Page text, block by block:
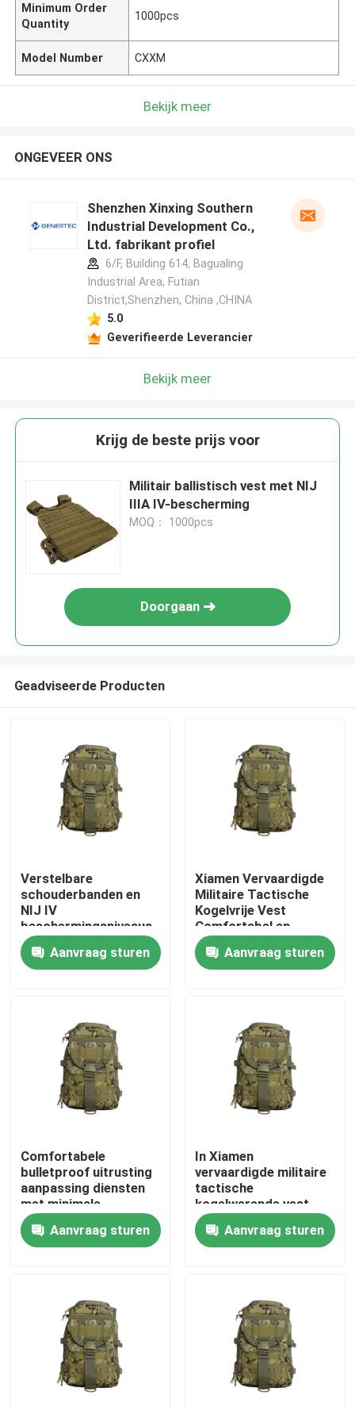
Thuis
Video's
Over ons
Fabriekstocht
Kwaliteitscontrole
Nieuws
Vraag een offerte
Militaire Tactische Slijtage
Minimum Order
Quantity
1000pcs
Model Number CXXM
Bekijk meer
ONGEVEER ONS
Shenzhen Xinxing Southern
Industrial Development Co.,
Ltd. fabrikant profiel
6/F, Building 614, Bagualing
Industrial Area, Futian
District,Shenzhen, China ,CHINA
5.0
Geverifieerde Leverancier
Bekijk meer
Krijg de beste prijs voor
Militair ballistisch vest met NIJ
IIIA IV-bescherming
MOQ： 1000pcs
Doorgaan
Geadviseerde Producten
Verstelbare
schouderbanden en
NIJ IV
beschermingsniveaus
Voetbal training vest
voor ultieme
prestaties
Aanvraag sturen
Xiamen Vervaardigde
Militaire Tactische
Kogelvrije Vest
Comfortabel en
Monster Verstrekt
Aanvraag sturen
Comfortabele
bulletproof uitrusting
aanpassing diensten
met minimale
bestelhoeveelheid van
1000pcsAanvraag sturen
In Xiamen
vervaardigde militaire
tactische
kogelwerende vest
met verstelbare
schouderbanden en
NIJ 0101.06
Aanvraag sturen